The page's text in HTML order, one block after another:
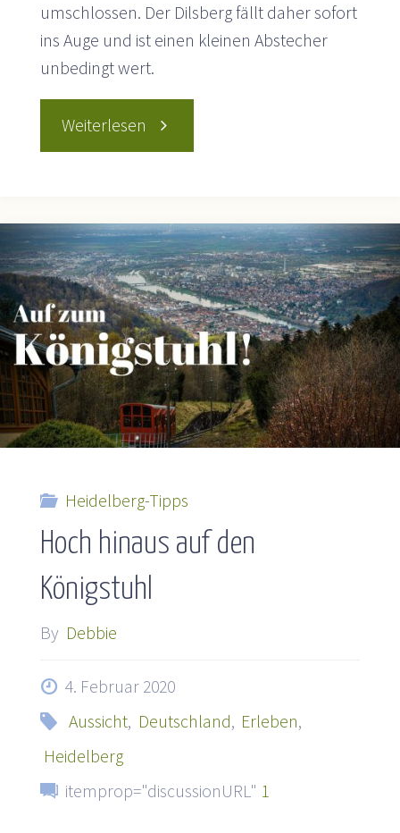
umschlossen. Der Dilsberg fällt daher sofort
ins Auge und ist einen kleinen Abstecher
unbedingt wert.
Weiterlesen "Die
Dilsberg
–
Ein
Kleinod
im
Neckartal"
Heidelberg-Tipps
Hoch hinaus auf den
Königstuhl
By Debbie
4. Februar 2020
Aussicht, Deutschland, Erleben,
Heidelberg
itemprop="discussionURL" 1